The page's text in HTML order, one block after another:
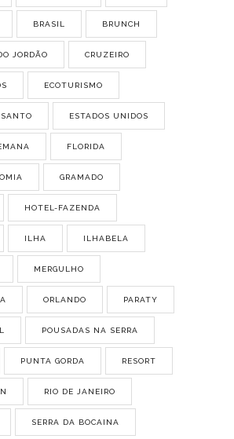
BRASIL BRUNCH
JORDÃO CRUZEIRO
ECOTURISMO
ESTADOS UNIDOS
FLORIDA
GRAMADO
HOTEL-FAZENDA
ILHA ILHABELA
MERGULHO
ORLANDO PARATY
POUSADAS NA SERRA
PUNTA GORDA RESORT
RIO DE JANEIRO
SERRA DA BOCAINA